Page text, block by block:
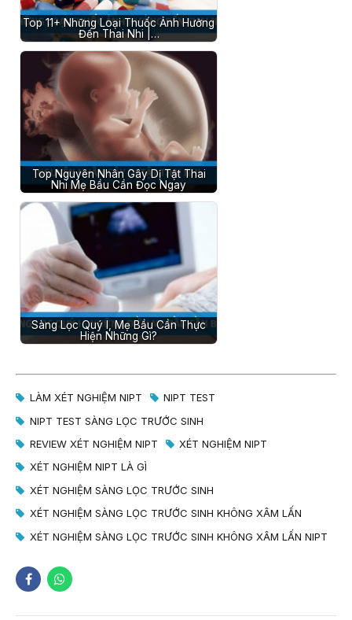
Top 11+ Những Loại Thuốc Ảnh Hưởng
Đến Thai Nhi |…
Top Nguyên Nhân Gây Dị Tật Thai
Nhi Mẹ Bầu Cần Đọc Ngay
Sàng Lọc Quý I, Mẹ Bầu Cần Thực
Hiện Những Gì?
LÀM XÉT NGHIỆM NIPT
NIPT TEST
NIPT TEST SÀNG LỌC TRƯỚC SINH
REVIEW XÉT NGHIỆM NIPT
XÉT NGHIỆM NIPT
XÉT NGHIỆM NIPT LÀ GÌ
XÉT NGHIỆM SÀNG LỌC TRƯỚC SINH
XÉT NGHIỆM SÀNG LỌC TRƯỚC SINH KHÔNG XÂM LẤN
XÉT NGHIỆM SÀNG LỌC TRƯỚC SINH KHÔNG XÂM LẤN NIPT